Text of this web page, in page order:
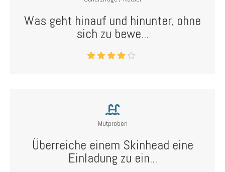
Was geht hinauf und hinunter, ohne
sich zu bewe...
Mutproben
Überreiche einem Skinhead eine
Einladung zu ein...